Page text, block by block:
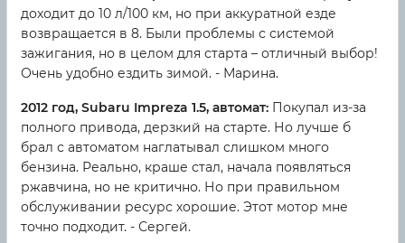
доходит до 10 л/100 км, но при аккуратной езде
возвращается в 8. Были проблемы с системой
зажигания, но в целом для старта – отличный выбор!
Очень удобно ездить зимой. - Марина.
2012 год, Subaru Impreza 1.5, автомат: Покупал из-за
полного привода, дерзкий на старте. Но лучше б
брал с автоматом наглатывал слишком много
бензина. Реально, краше стал, начала появляться
ржавчина, но не критично. Но при правильном
обслуживании ресурс хорошие. Этот мотор мне
точно подходит. - Сергей.